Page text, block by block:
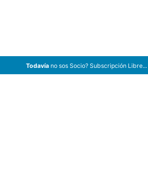
Todavíano sos Socio? Subscripción Libre...